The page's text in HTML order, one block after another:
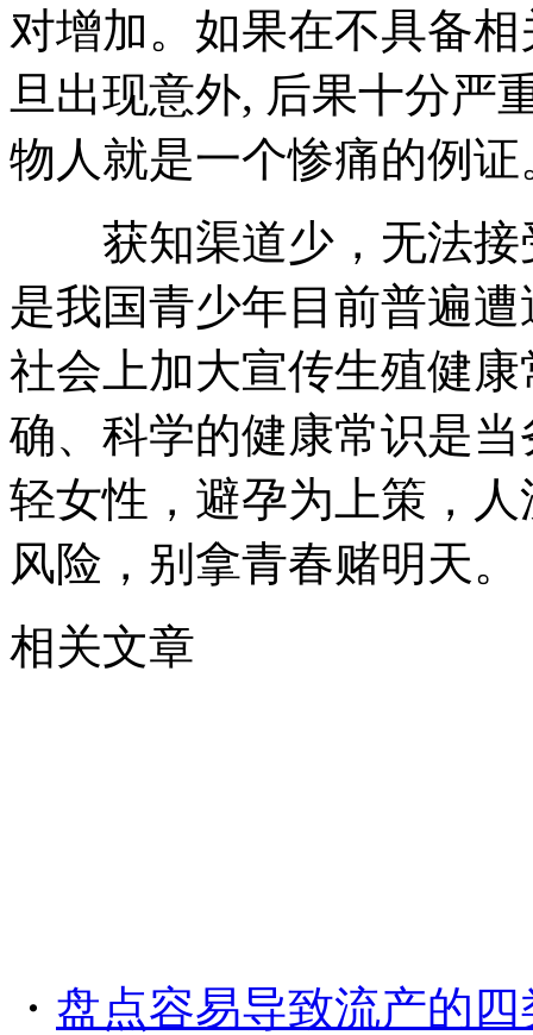
对增加。如果在不具备
旦出现意外, 后果十分严
物人就是一个惨痛的例证
获知渠道少，无法接
是我国青少年目前普遍
社会上加大宣传生殖健
确、科学的健康常识是
轻女性，避孕为上策，
风险，别拿青春赌明天。
相关文章
・ 盘点容易导致流产的四